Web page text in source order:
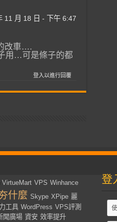
11 月 18 日 - 下午 6:47
改車….
用…可是條子的都
登入以進行回覆
VirtueMart VPS Winhance
什麼 Skype XPipe 麗
工具 WordPress VPS評測
聞廣場 資安 效率提升
登